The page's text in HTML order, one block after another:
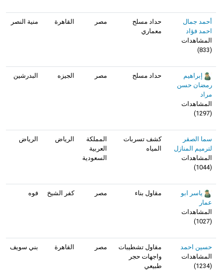
أحمد جمال
احمد فؤاد
المشاهدات
(
833
)
حداد مسلح
معماري
مصر القاهرة منية النصر
إبراهيم
رمضان حسن
مراد
المشاهدات
(
1297
)
حداد مسلح مصر الجيزه البدرشين
سما الصقر
لترميم المنازل
المشاهدات
(
1044
)
كشف تسربات
المياه
المملكة
العربية
السعودية
الرياض الرياض
ياسر ابو
عمار
المشاهدات
(
1027
)
مقاول بناء مصر كفر الشيخ فوه
حسين احمد
المشاهدات
(
1234
)
مقاول تشطيبات
واجهات حجر
طبيعي
مصر القاهرة بني سويف